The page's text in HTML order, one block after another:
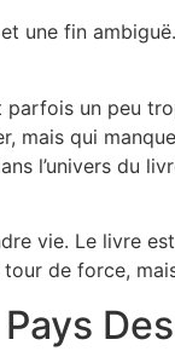
fin
un peu
mais qui
l’univers du
vie. Le livre
de force,